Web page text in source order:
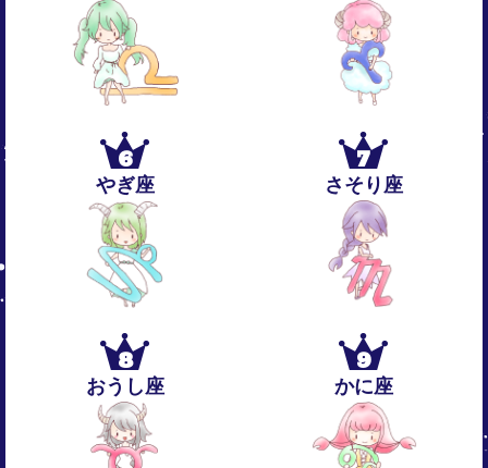
6
やぎ座
7
さそり座
8
おうし座
9
かに座